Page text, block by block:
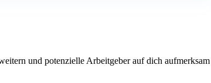
und potenzielle Arbeitgeber auf dich aufmerksam